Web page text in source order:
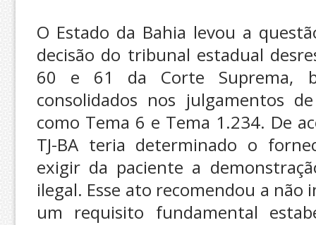
O Estado da Bahia levou a
decisão do tribunal estadual
60 e 61 da Corte Suprema,
consolidados nos julgamentos
como Tema 6 e Tema 1.234. De
TJ-BA teria determinado o
exigir da paciente a
ilegal. Esse ato recomendou a não
um requisito fundamental